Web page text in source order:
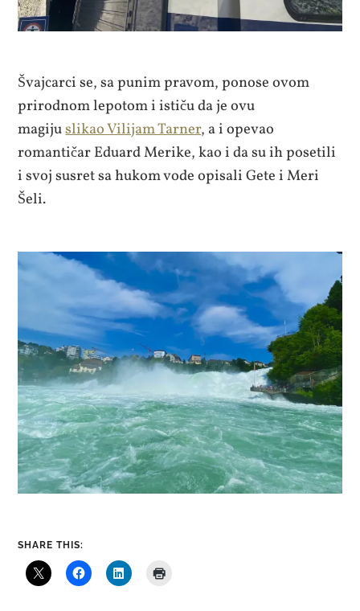
Švajcarci se, sa punim pravom, ponose ovom
prirodnom lepotom i ističu da je ovu
magijuslikao Vilijam Tarner, a i opevao
romantičar Eduard Merike, kao i da su ih posetili
i svoj susret sa hukom vode opisali Gete i Meri
Šeli.
SHARE THIS: